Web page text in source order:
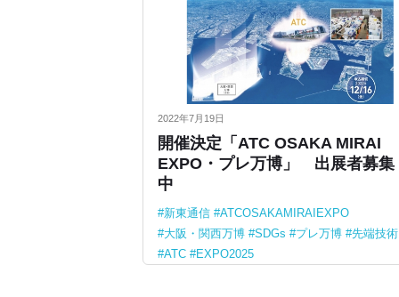
2022年7月19日
開催決定「ATC OSAKA MIRAI
EXPO・プレ万博」 出展者募集
中
新東通信
ATCOSAKAMIRAIEXPO
大阪・関西万博
SDGs プレ万博
先端技術
ATC
EXPO2025